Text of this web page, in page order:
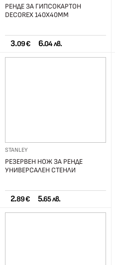
РЕНДЕ ЗА ГИПСОКАРТОН
DECOREX 140Х40ММ
3.09 € 6.04 лв.
STANLEY
РЕЗЕРВЕН НОЖ ЗА РЕНДЕ
УНИВЕРСАЛЕН СТЕНЛИ
2.89 € 5.65 лв.